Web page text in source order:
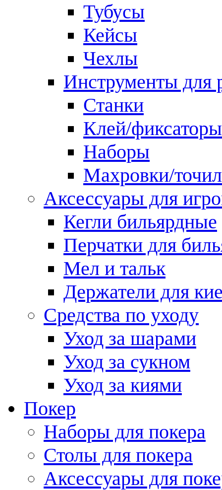
Тубусы
Кейсы
Чехлы
Инструменты для
Станки
Клей/фиксаторы
Наборы
Махровки/
Аксессуары для
Кегли бильярдные
Перчатки для
Мел и тальк
Держатели для
Средства по уходу
Уход за шарами
Уход за сукном
Уход за киями
Покер
Наборы для покера
Столы для покера
Аксессуары для